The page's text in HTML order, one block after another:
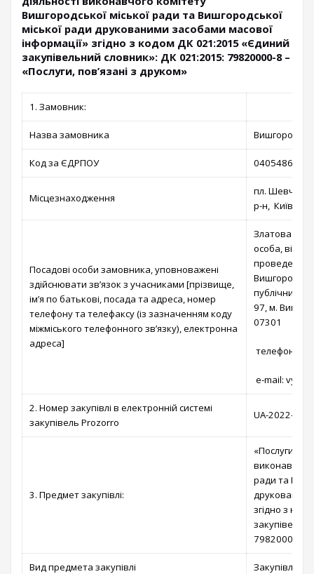
Вишгородської міської ради та Вишгородської
міської ради друкованими засобами масової
інформації» згідно з кодом ДК 021:2015 «Єдиний
закупівельний словник»: ДК 021:2015: 79820000-8 –
«Послуги, пов’язані з друком»
1. Замовник:
Назва замовника
Код за ЄДРПОУ 04054866
Місцезнаходження
пл.
р-н,
Посадові особи замовника, уповноважені
здійснювати зв’язок з учасниками [прізвище,
ім’я по батькові, посада та адреса, номер
телефону та телефаксу (із зазначенням коду
міжміського телефонного зв’язку), електронна
адреса]
Златова
особа,
проведення
публічних
97, м.
07301
телефон:
e-mail:
2. Номер закупівлі в електронній системі
закупівель Prozorro
UA-2022-01-
3. Предмет закупівлі:
«Послуги з
виконавчого
ради та
друкованими
згідно з
79820000-8 –
Вид предмета закупівлі Закупівля